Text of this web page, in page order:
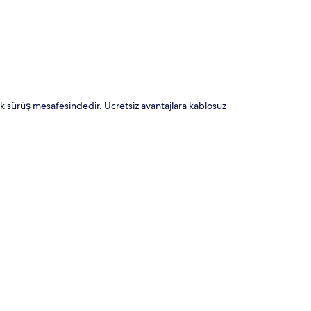
sürüş mesafesindedir. Ücretsiz avantajlara kablosuz